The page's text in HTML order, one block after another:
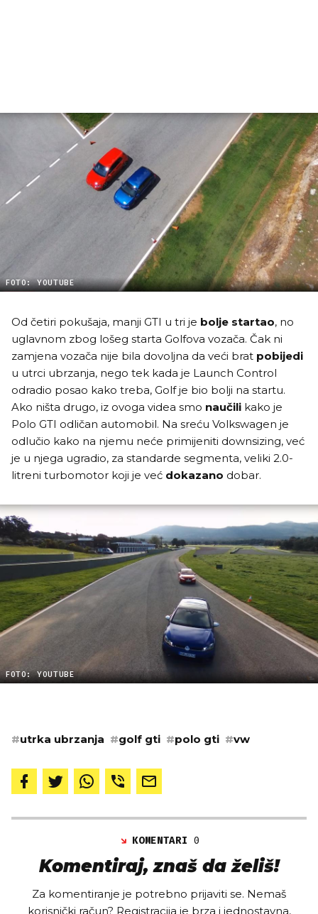
FOTO: YOUTUBE
Od četiri pokušaja, manji GTI u tri je bolje startao, no
uglavnom zbog lošeg starta Golfova vozača. Čak ni
zamjena vozača nije bila dovoljna da veći brat pobijedi
u utrci ubrzanja, nego tek kada je Launch Control
odradio posao kako treba, Golf je bio bolji na startu.
Ako ništa drugo, iz ovoga videa smo naučili kako je
Polo GTI odličan automobil. Na sreću Volkswagen je
odlučio kako na njemu neće primijeniti downsizing, već
je u njega ugradio, za standarde segmenta, veliki 2.0-
litreni turbomotor koji je već dokazano dobar.
FOTO: YOUTUBE
#utrka ubrzanja #golf gti #polo gti #vw
KOMENTARI0
Komentiraj, znaš da želiš!
Za komentiranje je potrebno prijaviti se. Nemaš
korisnički račun? Registracija je brza i jednostavna,